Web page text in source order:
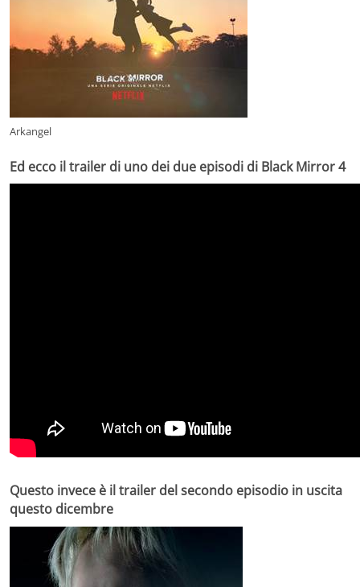
Arkangel
Ed ecco il trailer di uno dei due episodi di Black Mirror 4
Questo invece è il trailer del secondo episodio in uscita
questo dicembre